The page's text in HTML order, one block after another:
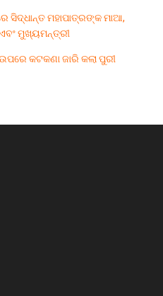
ସିଦ୍ଧାନ୍ତ ମହାପାତ୍ରଙ୍କ ମାଆ,
ମୁଖ୍ୟମନ୍ତ୍ରୀ
କଟକଣା ଜାରି କଲା ପୁରୀ